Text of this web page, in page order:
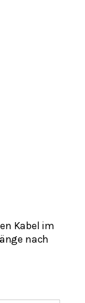
Kabel im
nach